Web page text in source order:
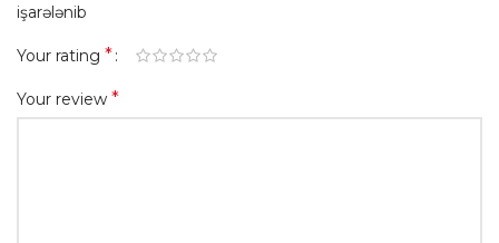
işarələnib
Your rating *
Your review *